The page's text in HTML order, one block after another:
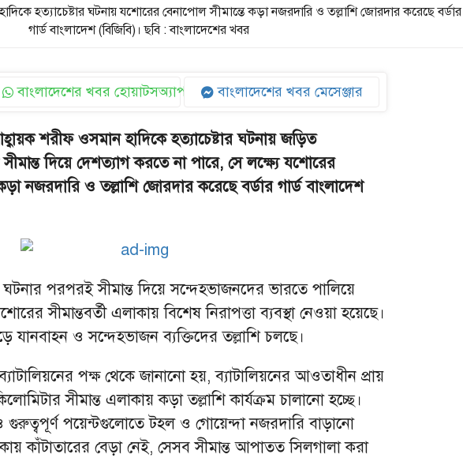
হত্যাচেষ্টার ঘটনায় যশোরের বেনাপোল সীমান্তে কড়া নজরদারি ও তল্লাশি জোরদার করেছে বর্ডার
গার্ড বাংলাদেশ (বিজিবি)। ছবি : বাংলাদেশের খবর
বাংলাদেশের খবর হোয়াটসঅ্যাপ বাংলাদেশের খবর মেসেঞ্জার
শরীফ ওসমান হাদিকে হত্যাচেষ্টার ঘটনায় জড়িত
দিয়ে দেশত্যাগ করতে না পারে, সে লক্ষ্যে যশোরের
নজরদারি ও তল্লাশি জোরদার করেছে বর্ডার গার্ড বাংলাদেশ
ঘটনার পরপরই সীমান্ত দিয়ে সন্দেহভাজনদের ভারতে পালিয়ে
সীমান্তবর্তী এলাকায় বিশেষ নিরাপত্তা ব্যবস্থা নেওয়া হয়েছে।
যানবাহন ও সন্দেহভাজন ব্যক্তিদের তল্লাশি চলছে।
পক্ষ থেকে জানানো হয়, ব্যাটালিয়নের আওতাধীন প্রায়
সীমান্ত এলাকায় কড়া তল্লাশি কার্যক্রম চালানো হচ্ছে।
গুরুত্বপূর্ণ পয়েন্টগুলোতে টহল ও গোয়েন্দা নজরদারি বাড়ানো
কাঁটাতারের বেড়া নেই, সেসব সীমান্ত আপাতত সিলগালা করা